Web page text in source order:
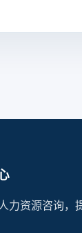
力资源咨询，